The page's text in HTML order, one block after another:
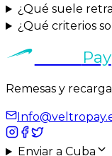
¿Qué suele
¿Qué criterios
Pay
Remesas y
Enviar a Cuba